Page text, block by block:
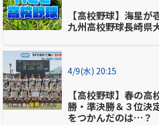
【高校野球】海星
九州高校野球長崎県
4/9(水) 20:15
【高校野球】春の
勝・準決勝＆３位決
をつかんだのは…？